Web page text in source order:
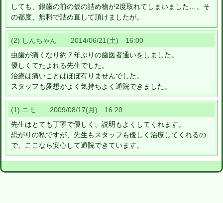
しても、銀歯の前の仮の詰め物が2度取れてしまいました…。そ
の都度、無料で詰め直して頂けましたが。
(2) しんちゃん 2014/06/21(土) 16:00
虫歯が痛くなり約７年ぶりの歯医者通いをしました。
優しくてたよれる先生でした。
治療は痛いことはほぼ有りませんでした。
スタッフも愛想がよく気持ちよく通院できました。
(1) ニモ 2009/08/17(月) 16:20
先生はとても丁寧で優しく、説明もよくしてくれます。
恐がりの私ですが、先生もスタッフも優しく治療してくれるの
で、ここなら安心して通院できています。